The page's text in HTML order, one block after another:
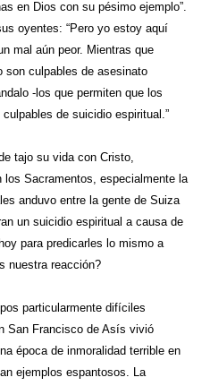
en Dios con su pésimo ejemplo”.
oyentes: “Pero yo estoy aquí
mal aún peor. Mientras que
son culpables de asesinato
-los que permiten que los
de suicidio espiritual.”
tajo su vida con Cristo,
los Sacramentos, especialmente la
anduvo entre la gente de Suiza
un suicidio espiritual a causa de
para predicarles lo mismo a
nuestra reacción?
particularmente difíciles
San Francisco de Asís vivió
época de inmoralidad terrible en
ejemplos espantosos. La